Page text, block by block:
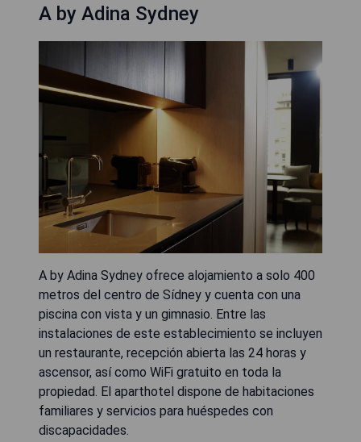
A by Adina Sydney
A by Adina Sydney ofrece alojamiento a solo 400
metros del centro de Sídney y cuenta con una
piscina con vista y un gimnasio. Entre las
instalaciones de este establecimiento se incluyen
un restaurante, recepción abierta las 24 horas y
ascensor, así como WiFi gratuito en toda la
propiedad. El aparthotel dispone de habitaciones
familiares y servicios para huéspedes con
discapacidades.